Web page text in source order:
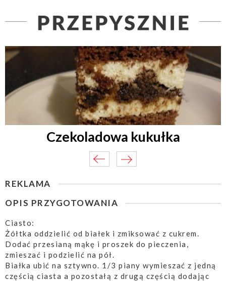
Czekoladowa kukułka
REKLAMA
OPIS PRZYGOTOWANIA
Ciasto:
Żółtka oddzielić od białek i zmiksować z cukrem.
Dodać przesianą mąkę i proszek do pieczenia,
zmieszać i podzielić na pół.
Białka ubić na sztywno. 1/3 piany wymieszać z jedną
częścią ciasta a pozostałą z drugą częścią dodając